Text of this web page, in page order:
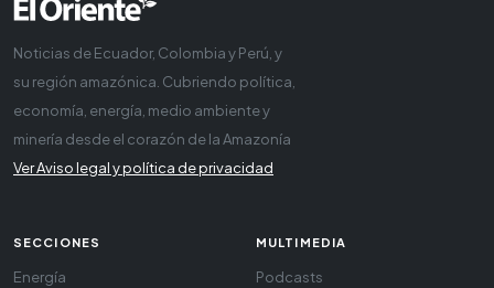
Noticias de Ecuador, Colombia y Perú, y
su región amazónica. Cubriendo política,
economía, energía, medio ambiente y
minería desde el corazón de la Amazonía
Ver Aviso legal y política de privacidad
SECCIONES
Energía
MULTIMEDIA
Podcasts